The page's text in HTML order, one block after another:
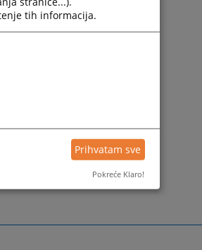
tih informacija.
Prihvatam sve
Pokreće Klaro!